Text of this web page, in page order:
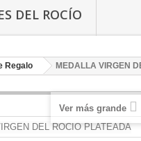
DEL ROCÍO
Regalo MEDALLA VIRGEN
Ver más grande